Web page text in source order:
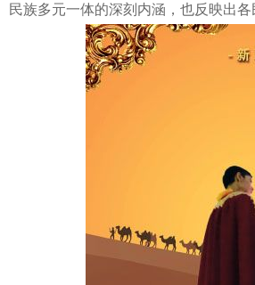
民族多元一体的深刻内涵，也反映出